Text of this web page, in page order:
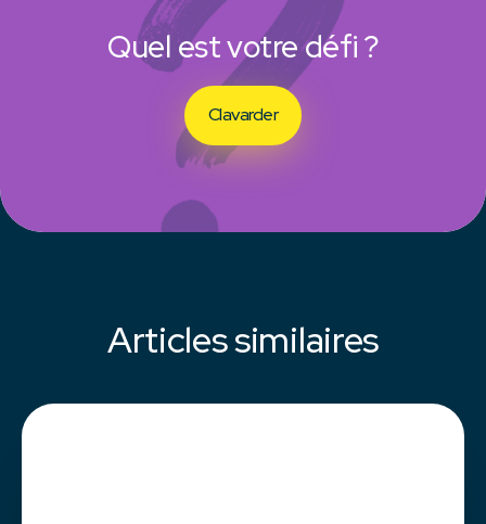
Quel est votre défi ?
Clavarder
Articles similaires